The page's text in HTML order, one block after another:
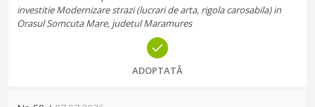
investitie Modernizare strazi (lucrari de arta, rigola carosabila) in
Orasul Somcuta Mare, judetul Maramures
ADOPTATĂ